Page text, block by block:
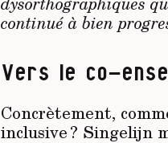
continué à bien
Vers le co-
Concrètement,
inclusive ? Singelijn